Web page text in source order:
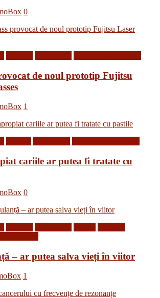
0
de noul prototip Fujitsu
1
cariile ar putea fi tratate cu
0
– ar putea salva vieți în viitor
1